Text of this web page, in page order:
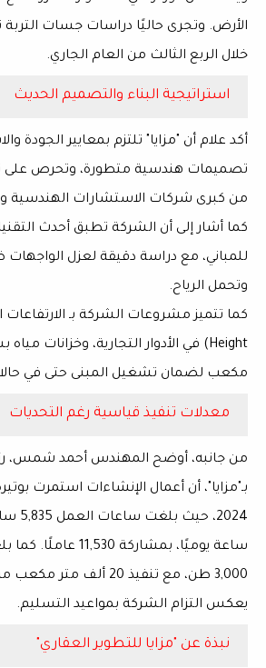
الأرض. وتجرى حاليًا دراسات جسات التربة
خلال الربع الثالث من العام الجاري.
استراتيجية البناء والتصميم الحديث
أكد علام أن "مزايا" تلتزم بمعايير الجودة
تصميمات هندسية متطورة، وتحرص على
من كبرى شركات الاستشارات الهندسية
كما أشار إلى أن الشركة تطبق أحدث
للمباني، مع دراسة دقيقة لعزل الواجهات
وتحمل الرياح.
كما تتميز مشروعات الشركة بـ
Height)
في الأدوار التجارية، وخزانات
مكعب لضمان تشغيل المبنى حتى في
معدلات تنفيذ قياسية رغم التحديات
من جانبه، أوضح المهندس أحمد شمس،
بـ"مزايا"، أن أعمال الإنشاءات استمرت
2024، حيث بلغت
ساعة يوميًا، بمشاركة 11,530 عاملًا . كما
3,000 طن
، مع تنفيذ 20 ألف متر مكعب من الخرسانة
يعكس التزام الشركة بمواعيد التسليم.
نبذة عن "مزايا للتطوير العقاري"